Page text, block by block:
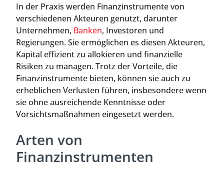
In der Praxis werden Finanzinstrumente von
verschiedenen Akteuren genutzt, darunter
Unternehmen, Banken, Investoren und
Regierungen. Sie ermöglichen es diesen Akteuren,
Kapital effizient zu allokieren und finanzielle
Risiken zu managen. Trotz der Vorteile, die
Finanzinstrumente bieten, können sie auch zu
erheblichen Verlusten führen, insbesondere wenn
sie ohne ausreichende Kenntnisse oder
Vorsichtsmaßnahmen eingesetzt werden.
Arten von
Finanzinstrumenten